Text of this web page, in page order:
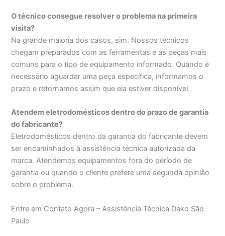
O técnico consegue resolver o problema na primeira
visita?
Na grande maioria dos casos, sim. Nossos técnicos
chegam preparados com as ferramentas e as peças mais
comuns para o tipo de equipamento informado. Quando é
necessário aguardar uma peça específica, informamos o
prazo e retornamos assim que ela estiver disponível.
Atendem eletrodomésticos dentro do prazo de garantia
do fabricante?
Eletrodomésticos dentro da garantia do fabricante devem
ser encaminhados à assistência técnica autorizada da
marca. Atendemos equipamentos fora do período de
garantia ou quando o cliente prefere uma segunda opinião
sobre o problema.
Entre em Contato Agora – Assistência Técnica Dako São
Paulo